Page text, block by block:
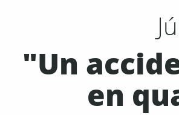
"Un
en